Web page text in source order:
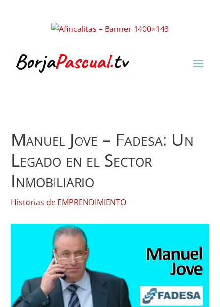
Manuel Jove – Fadesa: Un
Legado en el Sector
Inmobiliario
Historias de EMPRENDIMIENTO